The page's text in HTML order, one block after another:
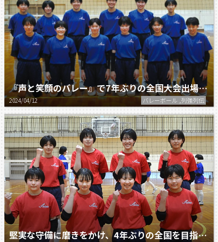
『声と笑顔のバレー』で7年ぶりの全国大会出場を目指す。／西遠女子学園中学校 バレーボール部
2024/04/12 バレーボール ,列強列伝
堅実な守備に磨きをかけ、4年ぶりの全国を目指す。